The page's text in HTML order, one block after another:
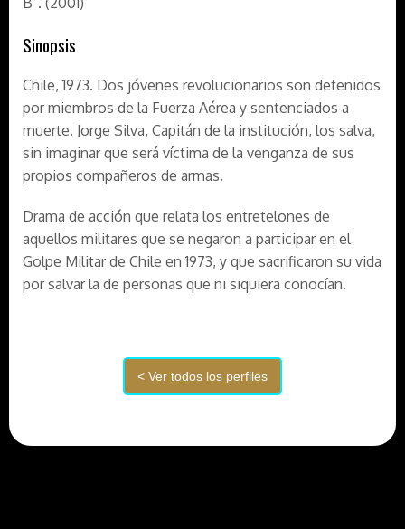
Sinopsis
Chile, 1973. Dos jóvenes revolucionarios son detenidos
por miembros de la Fuerza Aérea y sentenciados a
muerte. Jorge Silva, Capitán de la institución, los salva,
sin imaginar que será víctima de la venganza de sus
propios compañeros de armas.
Drama de acción que relata los entretelones de
aquellos militares que se negaron a participar en el
Golpe Militar de Chile en 1973, y que sacrificaron su vida
por salvar la de personas que ni siquiera conocían.